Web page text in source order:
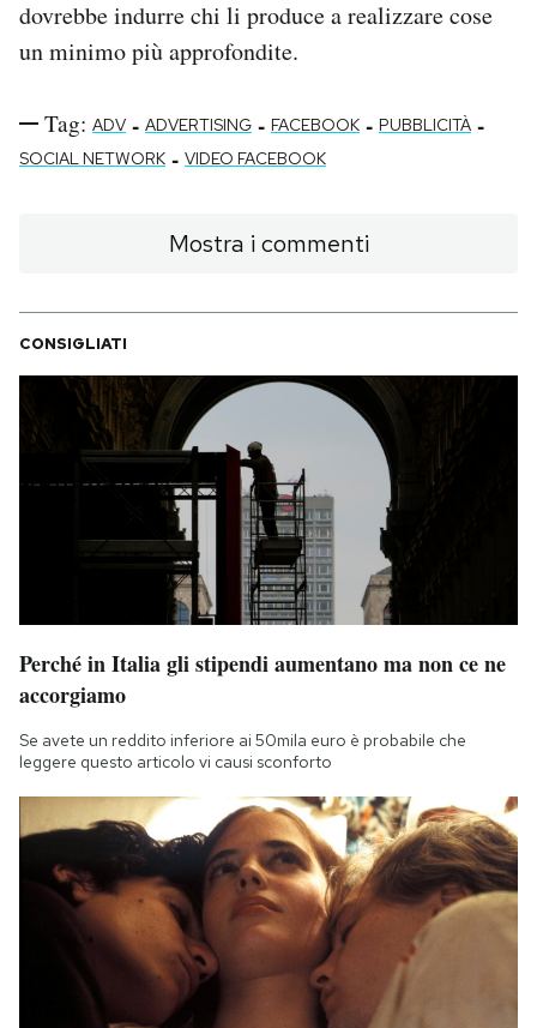
dovrebbe indurre chi li produce a realizzare cose
un minimo più approfondite.
Tag: ADV - ADVERTISING - FACEBOOK - PUBBLICITÀ -
SOCIAL NETWORK - VIDEO FACEBOOK
Mostra i commenti
CONSIGLIATI
Perché in Italia gli stipendi aumentano ma non ce ne
accorgiamo
Se avete un reddito inferiore ai 50mila euro è probabile che
leggere questo articolo vi causi sconforto